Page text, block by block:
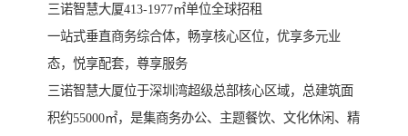
三诺智慧大厦413-1977㎡单位全球招租
一站式垂直商务综合体，畅享核心区位，优享多元业
态，悦享配套，尊享服务
三诺智慧大厦位于深圳湾超级总部核心区域，总建筑面
积约55000㎡，是集商务办公、主题餐饮、文化休闲、精